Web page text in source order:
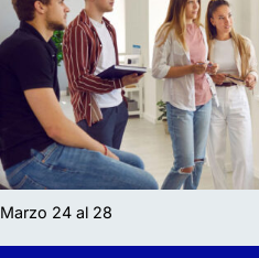
Marzo 24 al 28